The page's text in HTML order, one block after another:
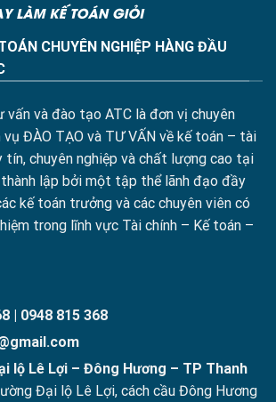
CHUYÊN NGHIỆP HÀNG ĐẦU
vấn và đào tạo ATC là đơn vị chuyên
vụ ĐÀO TẠO và TƯ VẤN về kế toán – tài
tín, chuyên nghiệp và chất lượng cao tại
lập bởi một tập thể lãnh đạo đầy
kế toán trưởng và các chuyên viên có
trong lĩnh vực Tài chính – Kế toán –
| 0948 815 368
lộ Lê Lợi – Đông Hương – TP Thanh
Đại lộ Lê Lợi, cách cầu Đông Hương